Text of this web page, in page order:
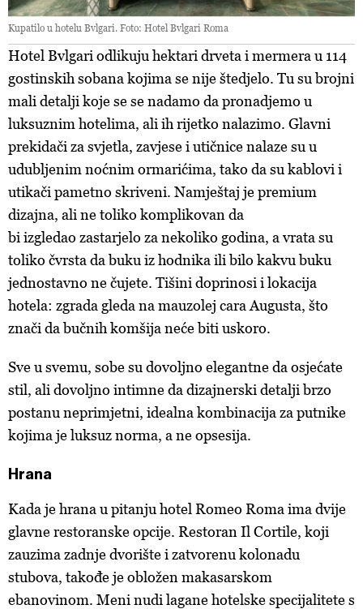
Kupatilo u hotelu Bvlgari. Foto: Hotel Bvlgari Roma
Hotel Bvlgari odlikuju hektari drveta i mermera u 114
gostinskih sobana kojima se nije štedjelo. Tu su brojni
mali detalji koje se se nadamo da pronadjemo u
luksuznim hotelima, ali ih rijetko nalazimo. Glavni
prekidači za svjetla, zavjese i utičnice nalaze su u
udubljenim noćnim ormarićima, tako da su kablovi i
utikači pametno skriveni. Namještaj je premium
dizajna, ali ne toliko komplikovan da
bi izgledao zastarjelo za nekoliko godina, a vrata su
toliko čvrsta da buku iz hodnika ili bilo kakvu buku
jednostavno ne čujete. Tišini doprinosi i lokacija
hotela: zgrada gleda na mauzolej cara Augusta, što
znači da bučnih komšija neće biti uskoro.
Sve u svemu, sobe su dovoljno elegantne da osjećate
stil, ali dovoljno intimne da dizajnerski detalji brzo
postanu neprimjetni, idealna kombinacija za putnike
kojima je luksuz norma, a ne opsesija.
Hrana
Kada je hrana u pitanju hotel Romeo Roma ima dvije
glavne restoranske opcije. Restoran Il Cortile, koji
zauzima zadnje dvorište i zatvorenu kolonadu
stubova, takođe je obložen makasarskom
ebanovinom. Meni nudi lagane hotelske specijalitete s